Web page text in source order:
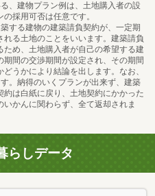
、建物プラン例は、土地購入者の設
採用可否は任意です。
する建物の建築請負契約が、一定期
る土地のことをいいます。建築請負
め、土地購入者が自己の希望する建
間の交渉期間が設定され、その期間
うかにより結論を出します。なお、
。納得のいくプランが出来ず、建築
は白紙に戻り、土地契約にかかった
かんに関わらず、全て返却されま
らしデータ